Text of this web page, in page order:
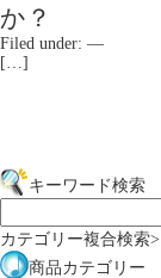
か？
Filed under: —
[…]
キーワード検索
カテゴリー複合検索>
商品カテゴリー